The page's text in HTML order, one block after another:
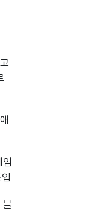
블